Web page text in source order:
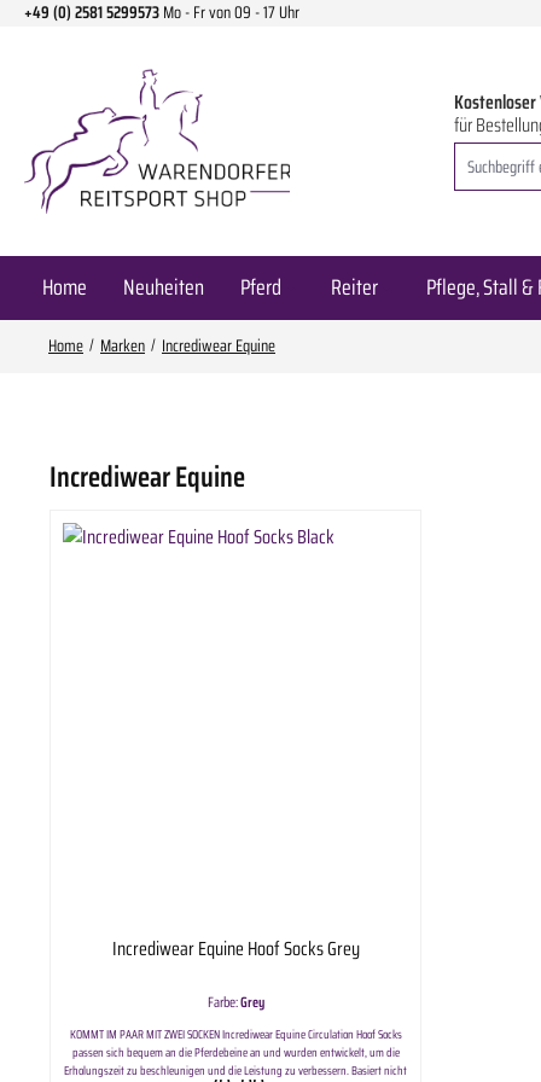
Hauptinhalt springen
Zur Suche springen
Zur Hauptnavigation springen
+49 (0) 2581 5299573Mo - Fr von 09 - 17 Uhr
für
Home Neuheiten Pferd Reiter Pflege, Stall &
Home Marken Incrediwear Equine
Incrediwear Equine
Incrediwear Equine Hoof Socks Grey
Farbe:Grey
KOMMT IM PAAR MIT ZWEI SOCKEN Incrediwear Equine Circulation Hoof Socks
passen sich bequem an die Pferdebeine an und wurden entwickelt, um die
Erholungszeit zu beschleunigen und die Leistung zu verbessern. Basiert nicht